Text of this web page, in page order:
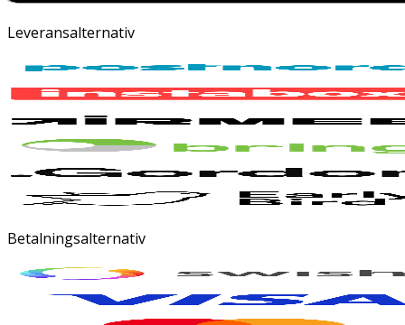
Leveransalternativ
Betalningsalternativ